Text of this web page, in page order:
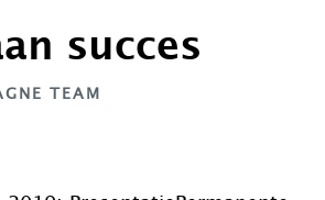
succes
TEAM